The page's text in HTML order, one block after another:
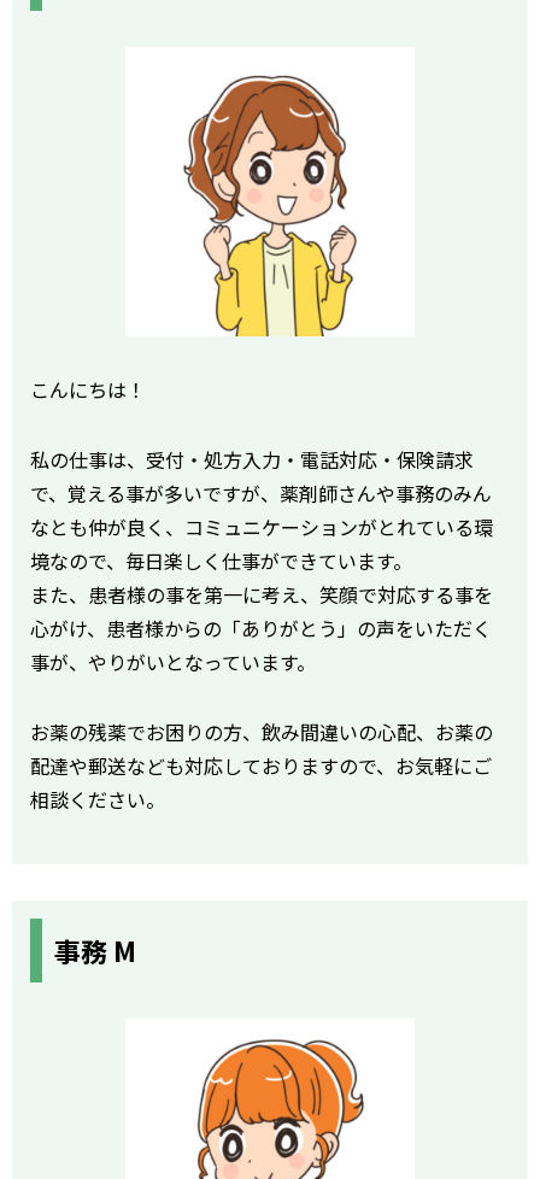
こんにちは！
私の仕事は、受付・処方入力・電話対応・保険請求
で、覚える事が多いですが、薬剤師さんや事務のみん
なとも仲が良く、コミュニケーションがとれている環
境なので、毎日楽しく仕事ができています。
また、患者様の事を第一に考え、笑顔で対応する事を
心がけ、患者様からの「ありがとう」の声をいただく
事が、やりがいとなっています。
お薬の残薬でお困りの方、飲み間違いの心配、お薬の
配達や郵送なども対応しておりますので、お気軽にご
相談ください。
事務 M